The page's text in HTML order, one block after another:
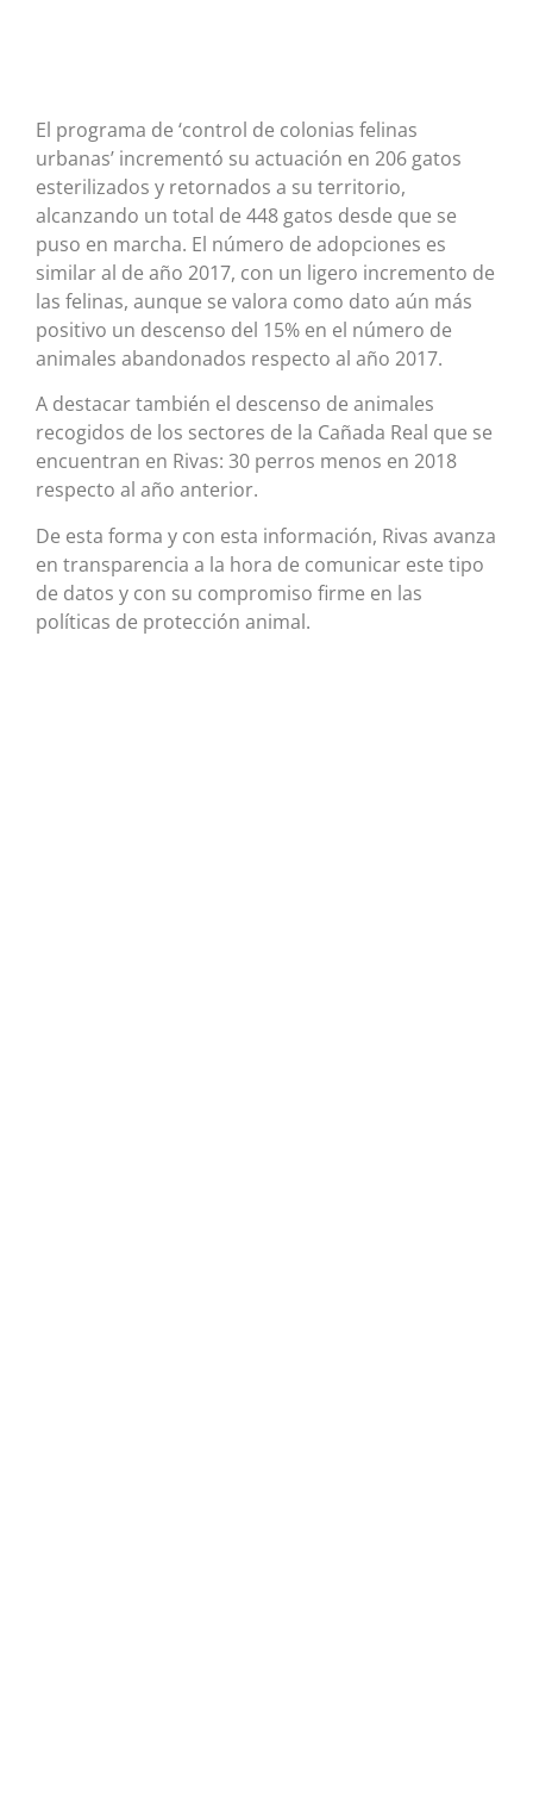
El programa de ‘control de colonias felinas
urbanas’ incrementó su actuación en 206 gatos
esterilizados y retornados a su territorio,
alcanzando un total de 448 gatos desde que se
puso en marcha. El número de adopciones es
similar al de año 2017, con un ligero incremento de
las felinas, aunque se valora como dato aún más
positivo un descenso del 15% en el número de
animales abandonados respecto al año 2017.
A destacar también el descenso de animales
recogidos de los sectores de la Cañada Real que se
encuentran en Rivas: 30 perros menos en 2018
respecto al año anterior.
De esta forma y con esta información, Rivas avanza
en transparencia a la hora de comunicar este tipo
de datos y con su compromiso firme en las
políticas de protección animal.